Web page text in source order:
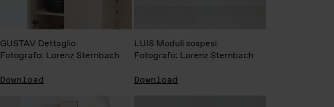
GUSTAV Dettaglio
Fotografo: Lorenz Sternbach
Download
LUIS Moduli sospesi
Fotografo: Lorenz Sternbach
Download